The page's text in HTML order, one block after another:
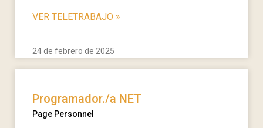
VER TELETRABAJO »
24 de febrero de 2025
Programador./a NET
Page Personnel